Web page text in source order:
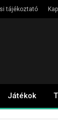
tájékoztató
Játékok